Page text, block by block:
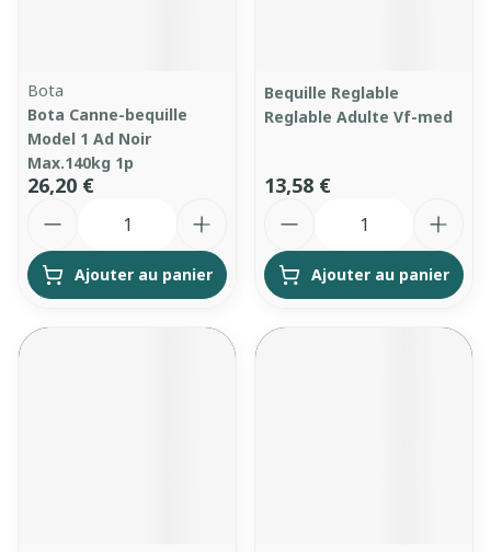
Bota
Bota Canne-bequille
Model 1 Ad Noir
Max.140kg 1p
26,20 €
Ajouter au panier
Bequille Reglable
Reglable Adulte Vf-med
13,58 €
Ajouter au panier